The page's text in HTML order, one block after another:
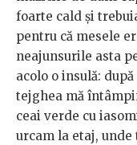
foarte cald și
pentru că mesele
neajunsurile asta
acolo o insulă:
tejghea mă
ceai verde cu
urcam la etaj, unde